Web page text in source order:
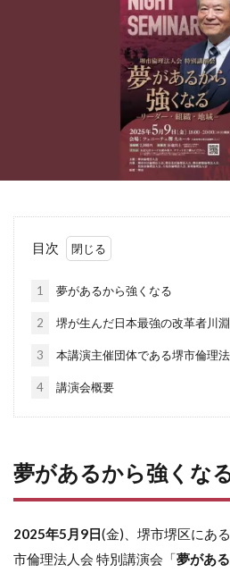
目次
1 夢があるから強くなる
2 堺が生んだ日本最強の改革者川
3 本講演主催団体である堺市倫理
4 講演会概要
夢があるから強くな
2025年5月9日(金)、堺市堺区にある
市倫理法人会 特別講演会「夢があ